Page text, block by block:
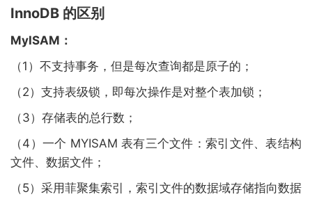
InnoDB 的区别
MyISAM：
（1）不支持事务，但是每次查询都是原子的；
（2）支持表级锁，即每次操作是对整个表加锁；
（3）存储表的总行数；
（4）一个 MYISAM 表有三个文件：索引文件、表结构
文件、数据文件；
（5）采用菲聚集索引，索引文件的数据域存储指向数据